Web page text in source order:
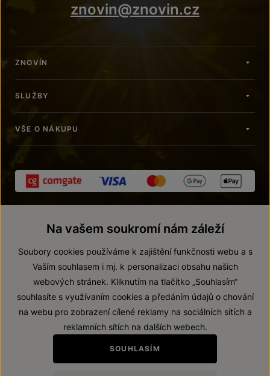
znovin@znovin.cz
ZNOVÍN
SLUŽBY
VŠE O NÁKUPU
© 2026 ZNOVÍN ZNOJMO, a. s.
Prohlášení o přístupnosti
Zákaz prodeje alkoholických nápojů osobám mladším 18 let.
Na vašem soukromí nám záleží
Soubory cookies používáme k zajištění funkčnosti webu a s
Vaším souhlasem i mj. k personalizaci obsahu našich
webových stránek. Kliknutím na tlačítko „Souhlasím“
souhlasíte s využívaním cookies a předáním údajů o chování
na webu pro zobrazení cílené reklamy na sociálních sítích a
reklamních sítích na dalších webech.
SOUHLASÍM